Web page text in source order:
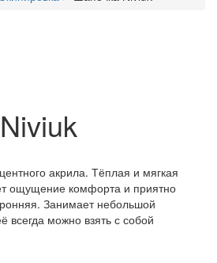
акрила. Тёплая и мягкая
ощущение комфорта и приятно
Занимает небольшой
всегда можно взять с собой